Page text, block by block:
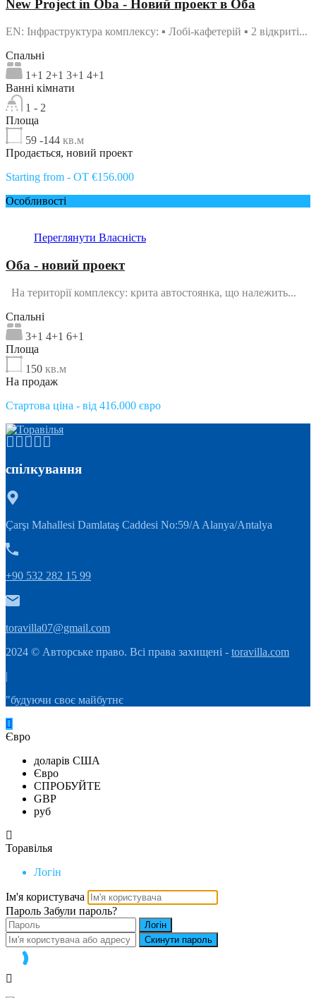
New Project in Oba - Новий проект в Оба
EN: Інфраструктура комплексу: ▪ Лобі-кафетерій ▪ 2 відкриті...
Спальні
1+1 2+1 3+1 4+1
Ванні кімнати
1 - 2
Площа
59 -144 кв.м
Продається, новий проект
Starting from - OT €156.000
Особливості
Переглянути Власність
Оба - новий проект
На території комплексу: крита автостоянка, що належить...
Спальні
3+1 4+1 6+1
Площа
150 кв.м
На продаж
Стартова ціна - від 416.000 євро
спілкування
Çarşı Mahallesi Damlataş Caddesi No:59/A Alanya/Antalya
+90 532 282 15 99
toravilla07@gmail.com
2024 © Авторське право. Всі права захищені - toravilla.com
|
"будуючи своє майбутнє
Євро
доларів США
Євро
СПРОБУЙТЕ
GBP
руб
Торавілья
Логін
Ім'я користувача
Пароль Забули пароль?
Логін
Скинути пароль